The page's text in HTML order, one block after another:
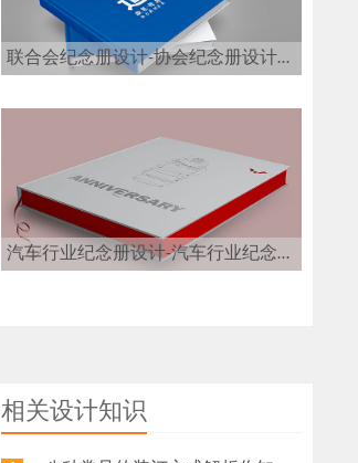
联合会纪念册设计-协会纪念册设计公司
汽车行业纪念册设计-汽车行业纪念册设计公司
相关设计知识